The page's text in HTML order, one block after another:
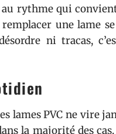
au rythme qui
une lame
ni tracas,
lames PVC ne vire
la majorité des